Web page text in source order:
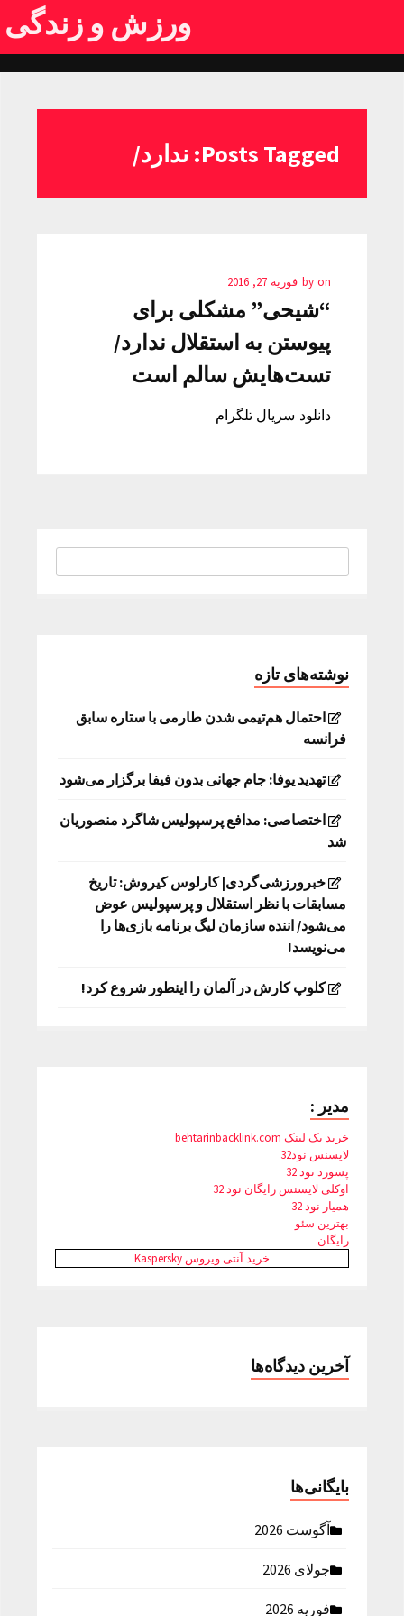
ورزش و زندگی
Posts Tagged: ندارد/
by on فوریه 27, 2016
“شیحی” مشکلی برای
پیوستن به استقلال ندارد/
تست‌هایش سالم است
دانلود سریال تلگرام
نوشته‌های تازه
احتمال هم‌تیمی شدن طارمی با ستاره سابق
فرانسه
تهدید یوفا: جام جهانی بدون فیفا برگزار می‌شود
اختصاصی: مدافع پرسپولیس شاگرد منصوریان
شد
خبرورزشی‌گردی| کارلوس کیروش: تاریخ
مسابقات با نظر استقلال و پرسپولیس عوض
می‌شود/ اننده سازمان لیگ برنامه بازی‌ها را
می‌نویسد!
کلوپ کارش در آلمان را اینطور شروع کرد!
مدیر :
خرید بک لینک behtarinbacklink.com
لایسنس نود32
پسورد نود 32
اوکلی لایسنس رایگان نود 32
همیار نود 32
بهترین سئو
رایگان
خرید آنتی ویروس Kaspersky
آخرین دیدگاه‌ها
بایگانی‌ها
آگوست 2026
جولای 2026
فوریه 2026